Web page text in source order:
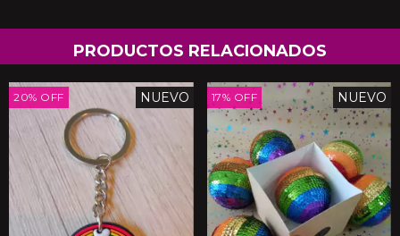
PRODUCTOS RELACIONADOS
20% OFF NUEVO 17% OFF NUEVO